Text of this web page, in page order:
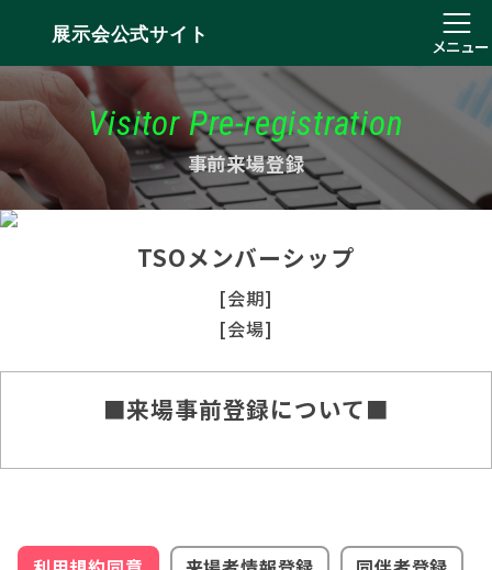
展示会公式サイト
メニュー
Visitor Pre-registration
事前来場登録
TSOメンバーシップ
[会期]
[会場]
■来場事前登録について■